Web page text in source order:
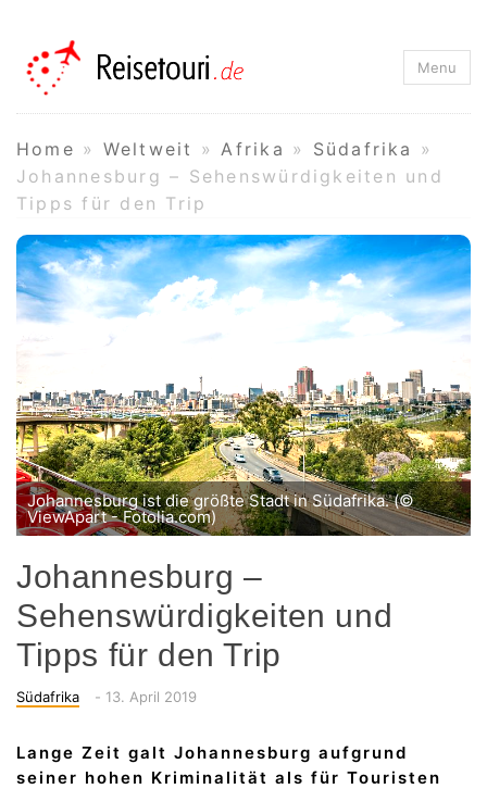
Reisetouri.de
Menu
Home » Weltweit »Afrika » Südafrika »
Johannesburg – Sehenswürdigkeiten und
Tipps für den Trip
Johannesburg ist die größte Stadt in Südafrika. (©
ViewApart - Fotolia.com)
Johannesburg –
Sehenswürdigkeiten und
Tipps für den Trip
Categories
Südafrika - Posted
13. April 2019
Lange Zeit galt Johannesburg aufgrund
seiner hohen Kriminalität als für Touristen